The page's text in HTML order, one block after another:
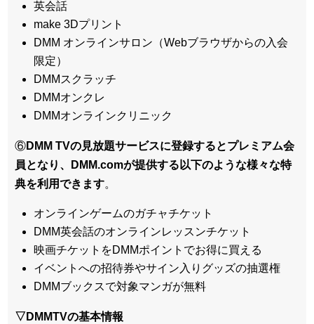
英会話
make 3Dプリント
DMM オンラインサロン（Webブラウザからの入会
限定）
DMMスクラッチ
DMMオンクレ
DMMオンラインクリニック
⑥DMM TVの見放題サービスに登録するとプレミアム会
員となり、DMM.comが提供する以下のような様々な特
典を利用できます。
オンラインゲームのガチャチケット
DMM英会話のオンラインレッスンチケット
映画チケットをDMMポイントでお得に買える
イベントへの招待券やサイン入りグッズの抽選権
DMMブックスで対象マンガが無料
▽DMMTVの基本情報